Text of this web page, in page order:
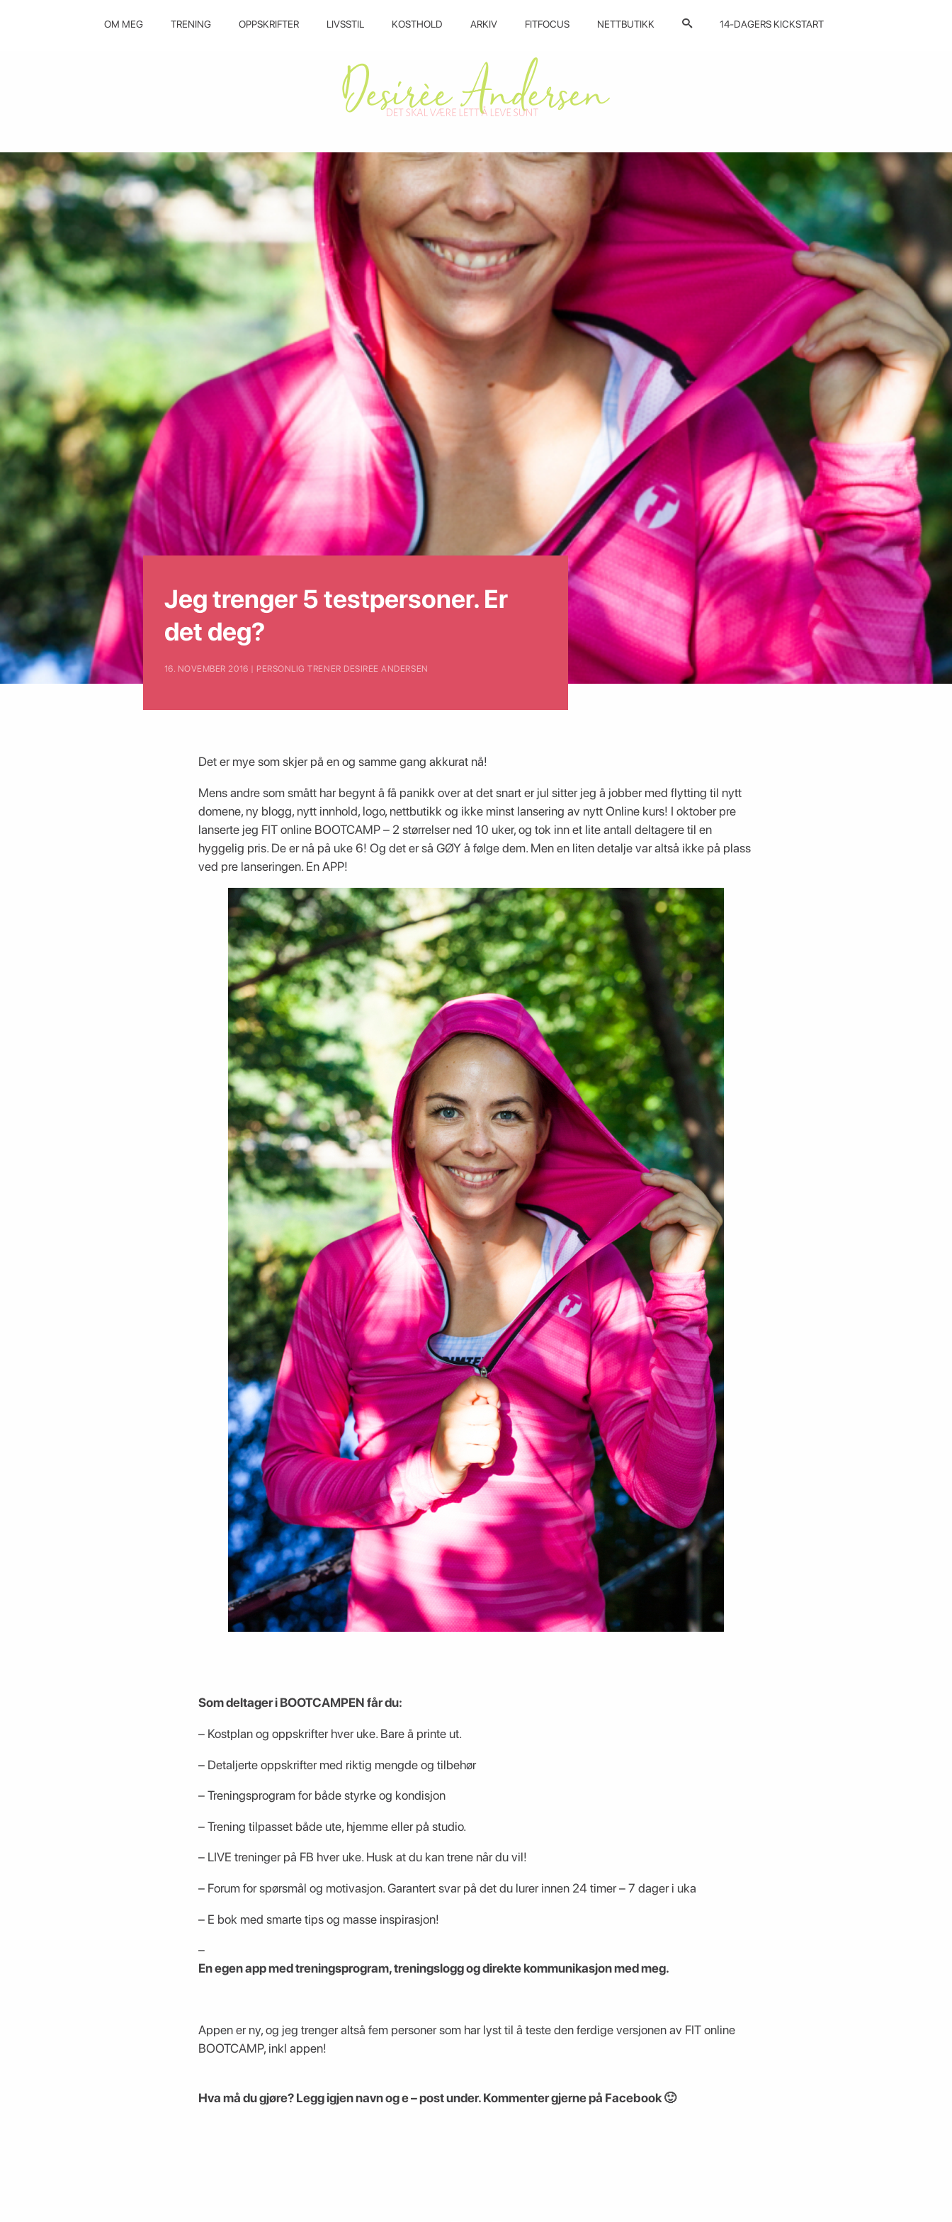
OM MEG TRENING OPPSKRIFTER LIVSSTIL KOSTHOLD ARKIV FITFOCUS NETTBUTIKK 14-DAGERS KICKSTART
Jeg trenger 5 testpersoner. Er
det deg?
16. NOVEMBER 2016 | PERSONLIG TRENER DESIREE ANDERSEN
Det er mye som skjer på en og samme gang akkurat nå!
Mens andre som smått har begynt å få panikk over at det snart er jul sitter jeg å jobber med flytting til nytt
domene, ny blogg, nytt innhold, logo, nettbutikk og ikke minst lansering av nytt Online kurs! I oktober pre
lanserte jeg FIT online BOOTCAMP – 2 størrelser ned 10 uker, og tok inn et lite antall deltagere til en
hyggelig pris. De er nå på uke 6! Og det er så GØY å følge dem. Men en liten detalje var altså ikke på plass
ved pre lanseringen. En APP!
Som deltager i BOOTCAMPEN får du:
– Kostplan og oppskrifter hver uke. Bare å printe ut.
– Detaljerte oppskrifter med riktig mengde og tilbehør
– Treningsprogram for både styrke og kondisjon
– Trening tilpasset både ute, hjemme eller på studio.
– LIVE treninger på FB hver uke. Husk at du kan trene når du vil!
– Forum for spørsmål og motivasjon. Garantert svar på det du lurer innen 24 timer – 7 dager i uka
– E bok med smarte tips og masse inspirasjon!
–
En egen app med treningsprogram, treningslogg og direkte kommunikasjon med meg.
Appen er ny, og jeg trenger altså fem personer som har lyst til å teste den ferdige versjonen av FIT online
BOOTCAMP, inkl appen!
Hva må du gjøre? Legg igjen navn og e – post under. Kommenter gjerne på Facebook 🙂